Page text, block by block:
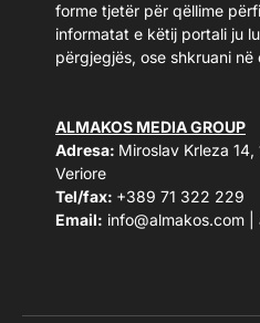
forme tjetër për qëllime
informatat e këtij portali ju
përgjegjës, ose shkruani
ALMAKOS MEDIA GROUP
Adresa: Miroslav Krleza
Veriore
Tel/fax: +389 71 322 229
Email: info@almakos.com